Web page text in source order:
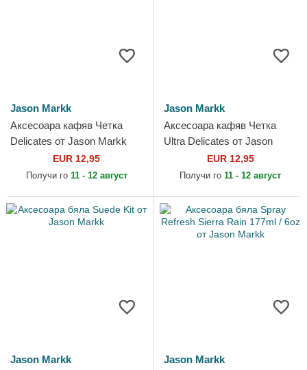
Jason Markk
Аксесоара кафяв Четка
Delicates от Jason Markk
EUR 12,95
Получи го 11 - 12 август
Jason Markk
Аксесоара кафяв Четка
Ultra Delicates от Jason
EUR 12,95
Получи го 11 - 12 август
Jason Markk
Jason Markk